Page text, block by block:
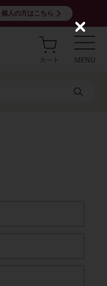
個人の方はこちら
C
l
s